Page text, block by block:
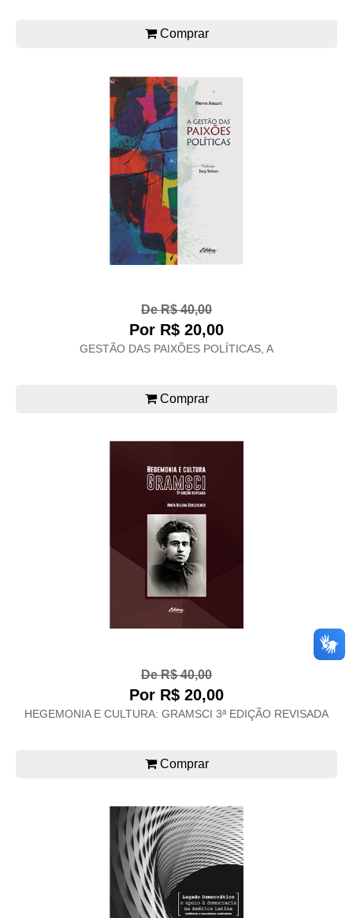
Comprar
De R$ 40,00
Por R$ 20,00
GESTÃO DAS PAIXÕES POLÍTICAS, A
Comprar
De R$ 40,00
Por R$ 20,00
HEGEMONIA E CULTURA: GRAMSCI 3ª EDIÇÃO REVISADA
Comprar